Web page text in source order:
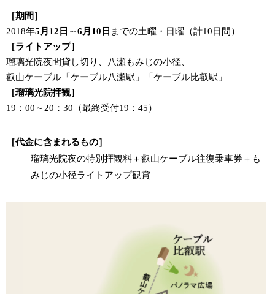
［期間］
2018年5月12日 ～6月10日 までの土曜・日曜（計10日間）
［ライトアップ］
瑠璃光院夜間貸し切り、八瀬もみじの小径、
叡山ケーブル「ケーブル八瀬駅」「ケーブル比叡駅」
［瑠璃光院拝観］
19：00～20：30（最終受付19：45）
［代金に含まれるもの］
瑠璃光院夜の特別拝観料＋叡山ケーブル往復乗車券＋も
みじの小径ライトアップ観賞